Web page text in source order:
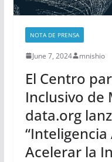
NOTA DE PRENSA
June 7, 2024 mnishio
El Centro
Inclusivo de
data.org
Acelerar la